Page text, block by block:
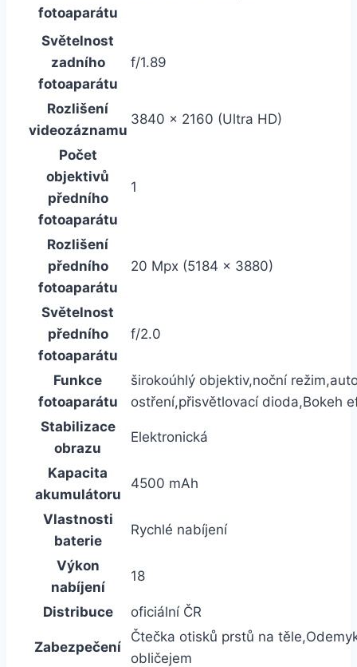
fotoaparátu
Světelnost
zadního
fotoaparátu
f/1.89
Rozlišení
videozáznamu
3840 x 2160 (Ultra HD)
Počet
objektivů
předního
fotoaparátu
1
Rozlišení
předního
fotoaparátu
20 Mpx (5184 x 3880)
Světelnost
předního
fotoaparátu
f/2.0
Funkce
fotoaparátu
širokoúhlý objektiv,noční
ostření,přisvětlovací dioda,Bokeh
Stabilizace
obrazu
Elektronická
Kapacita
akumulátoru
4500 mAh
Vlastnosti
baterie
Rychlé nabíjení
Výkon
nabíjení
18
Distribuce oficiální ČR
Zabezpečení
Čtečka otisků prstů na
obličejem